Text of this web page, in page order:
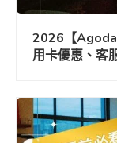
2026【
用卡優惠、客